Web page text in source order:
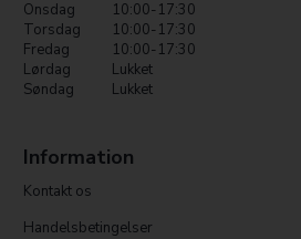
Onsdag
10:00-17:30
Torsdag
10:00-17:30
Fredag
10:00-17:30
Lørdag
Lukket
Søndag
Lukket
Information
Kontakt os
Handelsbetingelser